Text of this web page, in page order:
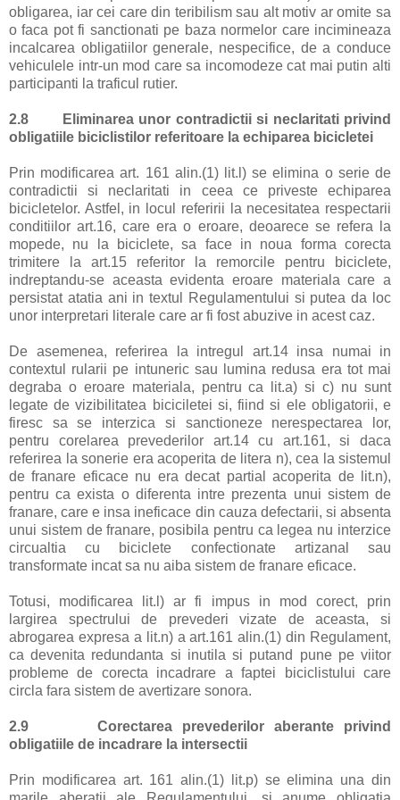
obligarea, iar cei care din teribilism sau alt motiv ar omite sa
o faca pot fi sanctionati pe baza normelor care incimineaza
incalcarea obligatiilor generale, nespecifice, de a conduce
vehiculele intr-un mod care sa incomodeze cat mai putin alti
participanti la traficul rutier.
2.8
Eliminarea unor contradictii si neclaritati privind
obligatiile biciclistilor referitoare la echiparea bicicletei
Prin modificarea art. 161 alin.(1) lit.l) se elimina o serie de
contradictii si neclaritati in ceea ce priveste echiparea
bicicletelor. Astfel, in locul referirii la necesitatea respectarii
conditiilor art.16, care era o eroare, deoarece se refera la
mopede, nu la biciclete, sa face in noua forma corecta
trimitere la art.15 referitor la remorcile pentru biciclete,
indreptandu-se aceasta evidenta eroare materiala care a
persistat atatia ani in textul Regulamentului si putea da loc
unor interpretari literale care ar fi fost abuzive in acest caz.
De asemenea, referirea la intregul art.14 insa numai in
contextul rularii pe intuneric sau lumina redusa era tot mai
degraba o eroare materiala, pentru ca lit.a) si c) nu sunt
legate de vizibilitatea biciciletei si, fiind si ele obligatorii, e
firesc sa se interzica si sanctioneze nerespectarea lor,
pentru corelarea prevederilor art.14 cu art.161, si daca
referirea la sonerie era acoperita de litera n), cea la sistemul
de franare eficace nu era decat partial acoperita de lit.n),
pentru ca exista o diferenta intre prezenta unui sistem de
franare, care e insa ineficace din cauza defectarii, si absenta
unui sistem de franare, posibila pentru ca legea nu interzice
circualtia cu biciclete confectionate artizanal sau
transformate incat sa nu aiba sistem de franare eficace.
Totusi, modificarea lit.l) ar fi impus in mod corect, prin
largirea spectrului de prevederi vizate de aceasta, si
abrogarea expresa a lit.n) a art.161 alin.(1) din Regulament,
ca devenita redundanta si inutila si putand pune pe viitor
probleme de corecta incadrare a faptei biciclistului care
circla fara sistem de avertizare sonora.
2.9
Corectarea prevederilor aberante privind
obligatiile de incadrare la intersectii
Prin modificarea art. 161 alin.(1) lit.p) se elimina una din